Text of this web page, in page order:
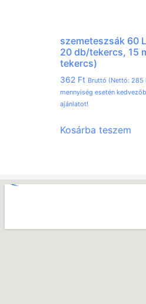
szemeteszsák 60
20 db/tekercs, 15
tekercs)
362 Ft Bruttó (Nettó: 285
mennyiség esetén
ajánlatot!
Kosárba teszem